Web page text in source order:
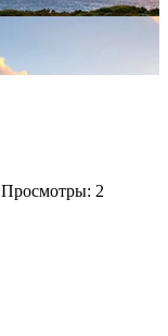
Просмотры: 2